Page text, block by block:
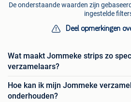
De onderstaande waarden zijn
ingestelde
Deel opmerkingen
Wat maakt Jommeke strips zo
verzamelaars?
Hoe kan ik mijn Jommeke
onderhouden?